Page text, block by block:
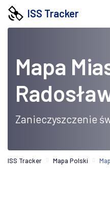
ISS Tracker
Mapa
Zanieczyszczenie
ISS Tracker Mapa Polski